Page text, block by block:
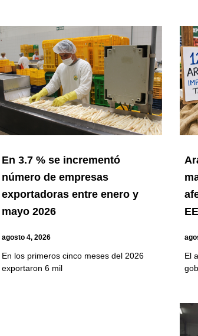
En 3.7 % se incrementó
número de empresas
exportadoras entre enero y
mayo 2026
agosto 4, 2026
En los primeros cinco meses del 2026
exportaron 6 mil
El
PagePage Page